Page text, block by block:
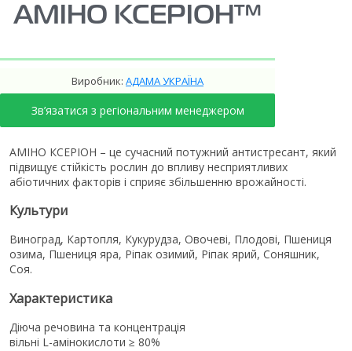
АМІНО КСЕРІОН™
Виробник: АДАМА УКРАЇНА
Зв’язатися з регіональним менеджером
АМІНО КСЕРІОН – це сучасний потужний антистресант, який
підвищує стійкість рослин до впливу несприятливих
абіотичних факторів і сприяє збільшенню врожайності.
Культури
Виноград, Картопля, Кукурудза, Овочеві, Плодові, Пшениця
озима, Пшениця яра, Ріпак озимий, Ріпак ярий, Соняшник,
Соя.
Характеристика
Діюча речовина та концентрація
вільні L-амінокислоти ≥ 80%